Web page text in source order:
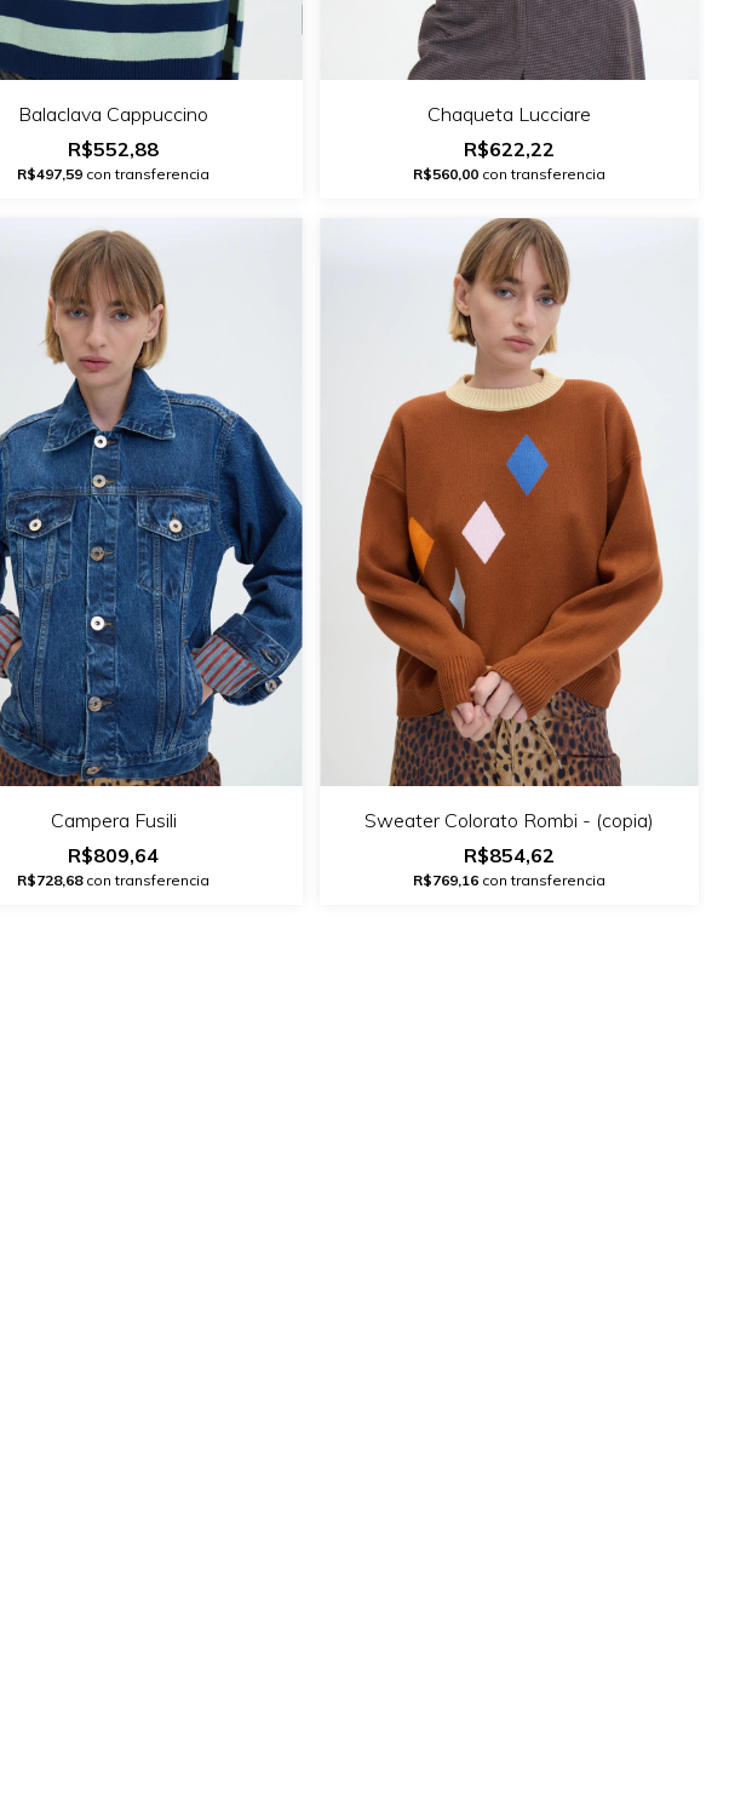
Balaclava Cappuccino
R$552,88
R$497,59 con transferencia
Chaqueta Lucciare
R$622,22
R$560,00 con transferencia
Campera Fusili
R$809,64
R$728,68con transferencia
Sweater Colorato Rombi - (copia)
R$854,62
R$769,16 con transferencia